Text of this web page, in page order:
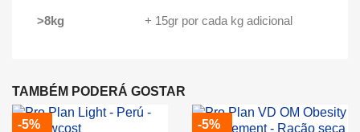
>8kg + 15gr por cada kg adicional
TAMBÉM PODERÁ GOSTAR
-5% -5%